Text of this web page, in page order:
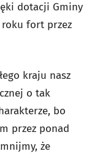
dotacji Gminy
fort przez
kraju nasz
o tak
bo
przez ponad
że